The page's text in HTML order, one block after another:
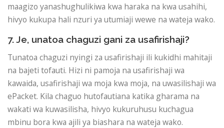
maagizo yanashughulikiwa kwa haraka na kwa usahihi,
hivyo kukupa hali nzuri ya utumiaji wewe na wateja wako.
7. Je, unatoa chaguzi gani za usafirishaji?
Tunatoa chaguzi nyingi za usafirishaji ili kukidhi mahitaji
na bajeti tofauti. Hizi ni pamoja na usafirishaji wa
kawaida, usafirishaji wa moja kwa moja, na uwasilishaji wa
ePacket. Kila chaguo hutofautiana katika gharama na
wakati wa kuwasilisha, hivyo kukuruhusu kuchagua
mbinu bora kwa ajili ya biashara na wateja wako.